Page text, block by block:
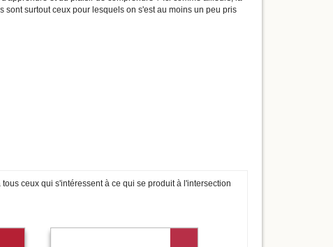
surtout ceux pour lesquels on s'est au moins un peu pris
ceux qui s'intéressent à ce qui se produit à l'intersection